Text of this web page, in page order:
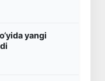
yangi